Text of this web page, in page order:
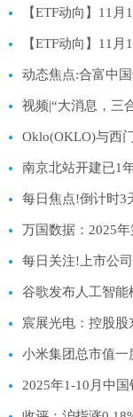
【ETF动向】11
动态焦点:合富中
南京北站开建已1
万国数据：2025
每日关注!上市公
谷歌发布人工智能
宸展光电：控股股
小米集团总市值一